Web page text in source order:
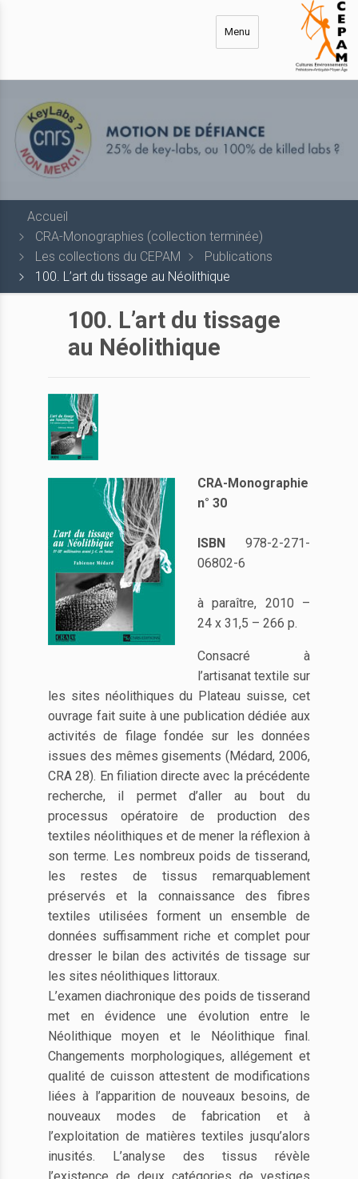
Menu
Accueil
CRA-Monographies (collection terminée)
Les collections du CEPAM
Publications
100. L’art du tissage au Néolithique
100. L’art du tissage
au Néolithique
CRA-Monographie
n° 30
ISBN 978-2-271-
06802-6
à paraître, 2010 –
24 x 31,5 – 266 p.
Consacré à
l’artisanat textile sur
les sites néolithiques du Plateau suisse, cet
ouvrage fait suite à une publication dédiée aux
activités de filage fondée sur les données
issues des mêmes gisements (Médard, 2006,
CRA 28). En filiation directe avec la précédente
recherche, il permet d’aller au bout du
processus opératoire de production des
textiles néolithiques et de mener la réflexion à
son terme. Les nombreux poids de tisserand,
les restes de tissus remarquablement
préservés et la connaissance des fibres
textiles utilisées forment un ensemble de
données suffisamment riche et complet pour
dresser le bilan des activités de tissage sur
les sites néolithiques littoraux.
L’examen diachronique des poids de tisserand
met en évidence une évolution entre le
Néolithique moyen et le Néolithique final.
Changements morphologiques, allégement et
qualité de cuisson attestent de modifications
liées à l’apparition de nouveaux besoins, de
nouveaux modes de fabrication et à
l’exploitation de matières textiles jusqu’alors
inusités. L’analyse des tissus révèle